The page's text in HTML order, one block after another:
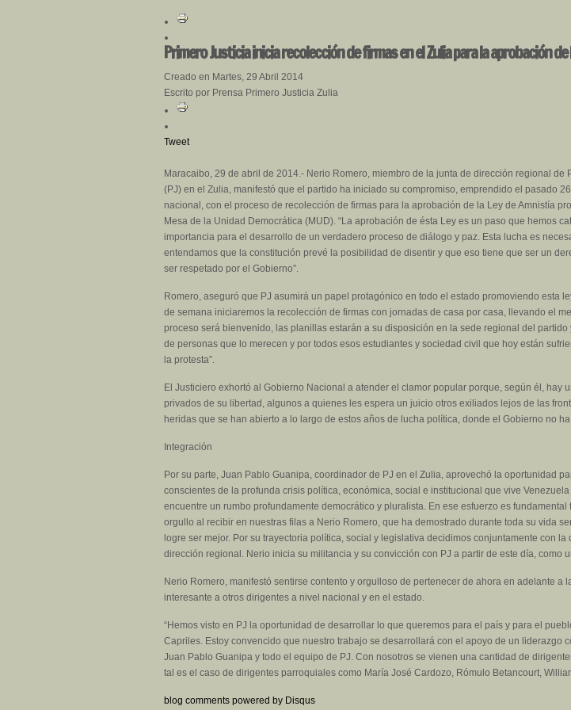
Primero Justicia inicia recolección de firmas en el Zulia para la aprobación
Creado en Martes, 29 Abril 2014
Escrito por Prensa Primero Justicia Zulia
Tweet
Maracaibo, 29 de abril de 2014.- Nerio Romero, miembro de la junta de dirección regional de
(PJ) en el Zulia, manifestó que el partido ha iniciado su compromiso, emprendido el pasado
nacional, con el proceso de recolección de firmas para la aprobación de la Ley de Amnistía
Mesa de la Unidad Democrática (MUD). “La aprobación de ésta Ley es un paso que hemos
importancia para el desarrollo de un verdadero proceso de diálogo y paz. Esta lucha es
entendamos que la constitución prevé la posibilidad de disentir y que eso tiene que ser un
ser respetado por el Gobierno”.
Romero, aseguró que PJ asumirá un papel protagónico en todo el estado promoviendo esta
de semana iniciaremos la recolección de firmas con jornadas de casa por casa, llevando el
proceso será bienvenido, las planillas estarán a su disposición en la sede regional del
de personas que lo merecen y por todos esos estudiantes y sociedad civil que hoy están
la protesta”.
El Justiciero exhortó al Gobierno Nacional a atender el clamor popular porque, según él,
privados de su libertad, algunos a quienes les espera un juicio otros exiliados lejos de las
heridas que se han abierto a lo largo de estos años de lucha política, donde el Gobierno no
Integración
Por su parte, Juan Pablo Guanipa, coordinador de PJ en el Zulia, aprovechó la oportunidad
conscientes de la profunda crisis política, económica, social e institucional que vive
encuentre un rumbo profundamente democrático y pluralista. En ese esfuerzo es
orgullo al recibir en nuestras filas a Nerio Romero, que ha demostrado durante toda su vida
logre ser mejor. Por su trayectoria política, social y legislativa decidimos conjuntamente con
dirección regional. Nerio inicia su militancia y su convicción con PJ a partir de este día, como
Nerio Romero, manifestó sentirse contento y orgulloso de pertenecer de ahora en adelante
interesante a otros dirigentes a nivel nacional y en el estado.
“Hemos visto en PJ la oportunidad de desarrollar lo que queremos para el país y para el
Capriles. Estoy convencido que nuestro trabajo se desarrollará con el apoyo de un liderazgo
Juan Pablo Guanipa y todo el equipo de PJ. Con nosotros se vienen una cantidad de
tal es el caso de dirigentes parroquiales como María José Cardozo, Rómulo Betancourt,
blog comments powered by Disqus